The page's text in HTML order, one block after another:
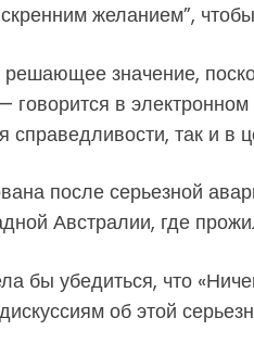
желанием”,
значение,
в
так и в
после серьезной
Австралии, где
бы убедиться, что
об этой